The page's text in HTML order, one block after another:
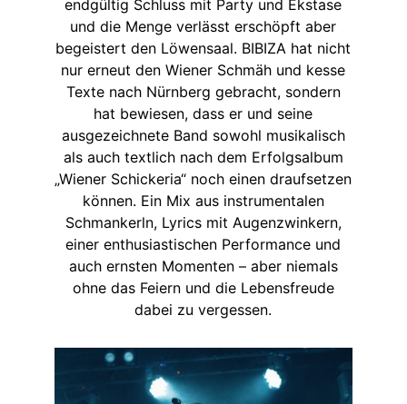
endgültig Schluss mit Party und Ekstase
und die Menge verlässt erschöpft aber
begeistert den Löwensaal. BIBIZA hat nicht
nur erneut den Wiener Schmäh und kesse
Texte nach Nürnberg gebracht, sondern
hat bewiesen, dass er und seine
ausgezeichnete Band sowohl musikalisch
als auch textlich nach dem Erfolgsalbum
„Wiener Schickeria“ noch einen draufsetzen
können. Ein Mix aus instrumentalen
Schmankerln, Lyrics mit Augenzwinkern,
einer enthusiastischen Performance und
auch ernsten Momenten – aber niemals
ohne das Feiern und die Lebensfreude
dabei zu vergessen.